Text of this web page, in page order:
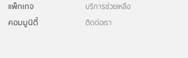
แพ็กเกจ
คอมมูนิตี้
บริการช่วยเหลือ
ติดต่อเรา